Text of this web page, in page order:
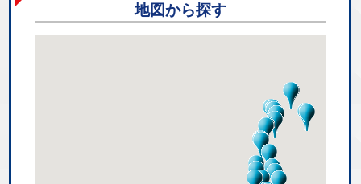
地図から探す